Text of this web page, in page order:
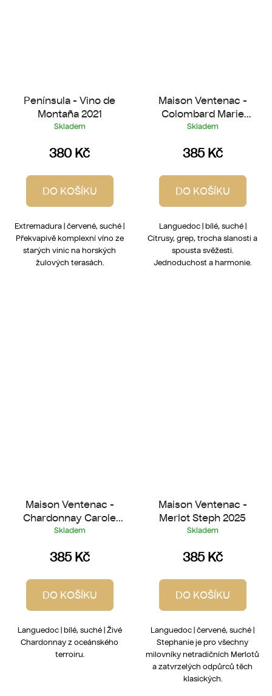
Península - Vino de
Montaña 2021
Skladem
380 Kč
DO KOŠÍKU
Extremadura | červené, suché |
Překvapivě komplexní víno ze
starých vinic na horských
žulových terasách.
Maison Ventenac -
Colombard Marie
2025
Skladem
385 Kč
DO KOŠÍKU
Languedoc | bílé, suché |
Citrusy, grep, trocha slanosti a
spousta svěžesti.
Jednoduchost a harmonie.
Maison Ventenac -
Chardonnay Carole
2025
Skladem
385 Kč
DO KOŠÍKU
Languedoc | bílé, suché | Živé
Chardonnay z oceánského
terroiru.
Maison Ventenac -
Merlot Steph 2025
Skladem
385 Kč
DO KOŠÍKU
Languedoc | červené, suché |
Stephanie je pro všechny
milovníky netradičních Merlotů
a zatvrzelých odpůrců těch
klasických.